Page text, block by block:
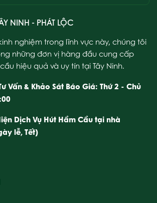
NINH - PHÁT LỘC
nghiệm trong lĩnh vực này, chúng tôi
những đơn vị hàng đầu cung cấp
hiệu quả và uy tín tại Tây Ninh.
Vấn & Khảo Sát Báo Giá: Thứ 2 - Chủ
Dịch Vụ Hút Hầm Cầu tại nhà
lễ, Tết)